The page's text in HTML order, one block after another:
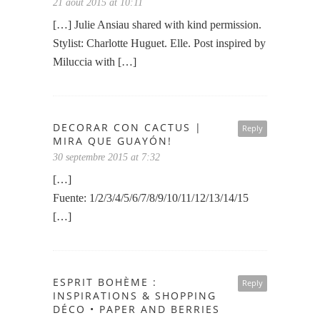
21 août 2015 at 10:11
[…] Julie Ansiau shared with kind permission.
Stylist: Charlotte Huguet. Elle. Post inspired by
Miluccia with […]
Reply
DECORAR CON CACTUS |
MIRA QUE GUAYÓN!
30 septembre 2015 at 7:32
[…]
Fuente: 1/2/3/4/5/6/7/8/9/10/11/12/13/14/15
[…]
Reply
ESPRIT BOHÈME :
INSPIRATIONS & SHOPPING
DÉCO • PAPER AND BERRIES